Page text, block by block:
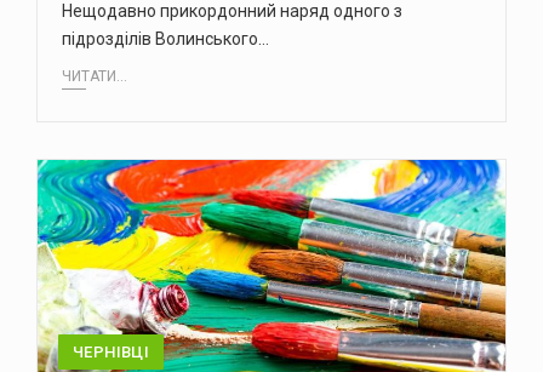
Нещодавно прикордонний наряд одного з
підрозділів Волинського…
ЧИТАТИ...
ЧЕРНІВЦІ